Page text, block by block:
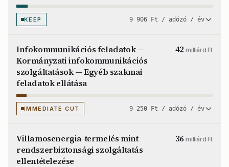
KEEP 9 906 Ft / adózó / év
Infokommunikációs feladatok —
Kormányzati infokommunikációs
szolgáltatások — Egyéb szakmai
feladatok ellátása
42milliárd Ft
IMMEDIATE CUT 9 250 Ft / adózó / év
Villamosenergia-termelés mint
rendszerbiztonsági szolgáltatás
ellentételezése
36milliárd Ft